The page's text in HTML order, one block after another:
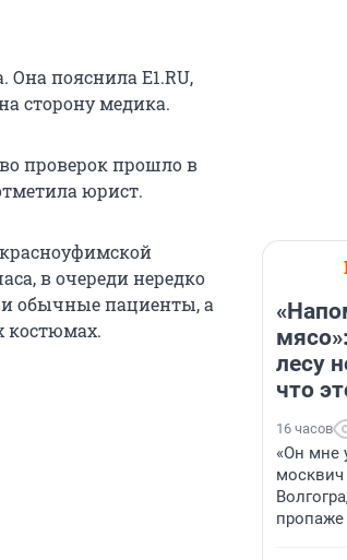
пояснила E1.RU,
сторону медика.
проверок прошло в
юрист.
в очереди нередко
обычные пациенты, а
костюмах.
лесу
что
16 часов
«Он мне
москвич